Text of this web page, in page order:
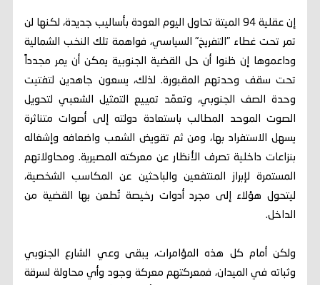
إن عقلية 94 الميتة تحاول اليوم العودة بأساليب جديدة، لكنها لن
تمر تحت غطاء "التفريخ" السياسي، فواهمة تلك النخب الشمالية
وداعموها إن ظنوا أن حل القضية الجنوبية يمكن أن يمر مجدداً
تحت سقف وحدتهم المقبورة. لذلك، يسعون جاهدين لتفتيت
وحدة الصف الجنوبي، وتعمّد تمييع التمثيل الشعبي لتحويل
الصوت الموحد المطالب باستعادة دولته إلى أصوات متناثرة
يسهل الاستفراد بها، ومن ثم تقويض الشعب واضعافه وإشغاله
بنزاعات داخلية تصرف الأنظار عن معركته المصيرية. ومحاولاتهم
المستمرة لإبراز المنتفعين والباحثين عن المكاسب الشخصية،
ليتحول هؤلاء إلى مجرد أدوات رخيصة تُطعن بها القضية من
الداخل.
ولكن أمام كل هذه المؤامرات، يبقى وعي الشارع الجنوبي
وثباته في الميدان، فمعركتهم معركة وجود وأي محاولة لسرقة